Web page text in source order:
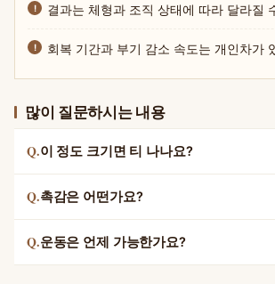
결과는 체형과 조직 상태에 따라 달라질
회복 기간과 부기 감소 속도는 개인차가
많이 질문하시는 내용
Q.이 정도 크기면 티 나나요?
Q.촉감은 어떤가요?
Q.운동은 언제 가능한가요?